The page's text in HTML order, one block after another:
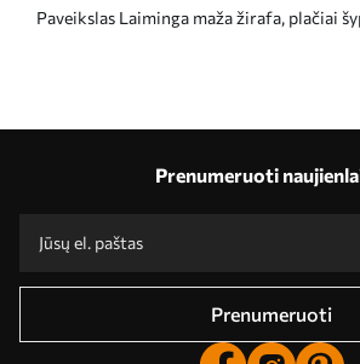
Paveikslas Laiminga maža žirafa, plačiai
Prenumeruoti
Prenumeruoti